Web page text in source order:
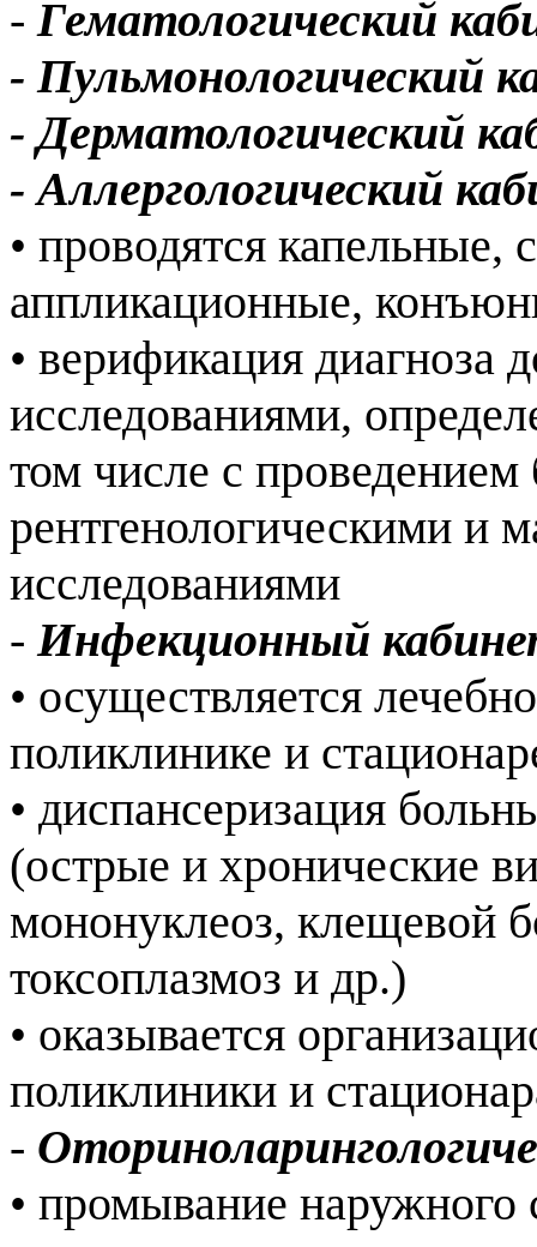
- Гематологический
- Пульмонологический
- Дерматологический
- Аллергологический
• проводятся
аппликационные,
• верификация диагноза
исследованиями,
том числе с
рентгенологическими и
исследованиями
-Инфекционный
• осуществляется
поликлинике и
• диспансеризация
(острые и хронические
мононуклеоз, клещевой
токсоплазмоз и др.)
• оказывается
поликлиники и
-
• промывание наружного